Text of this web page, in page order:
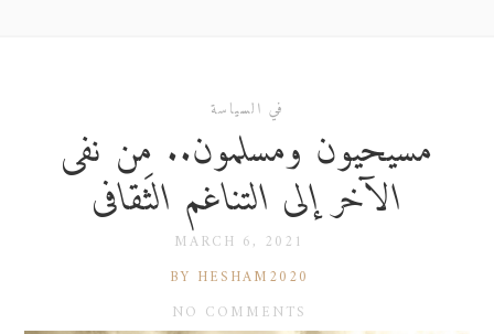
في السياسة
مسيحيون ومسلمون.. مِن نفى
الآخر إلى التناغم الثقافى
MARCH 6, 2021
BY HESHAM2020
NO COMMENTS